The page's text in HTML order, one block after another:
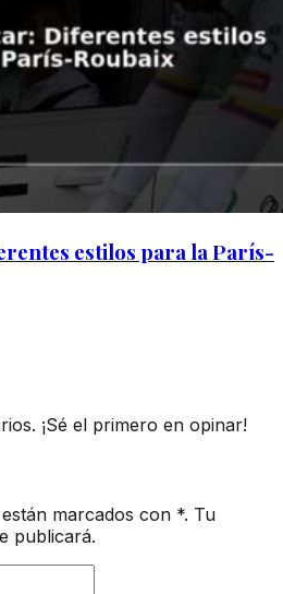
estilos para la París-
¡Sé el primero en opinar!
marcados con *. Tu
publicará.